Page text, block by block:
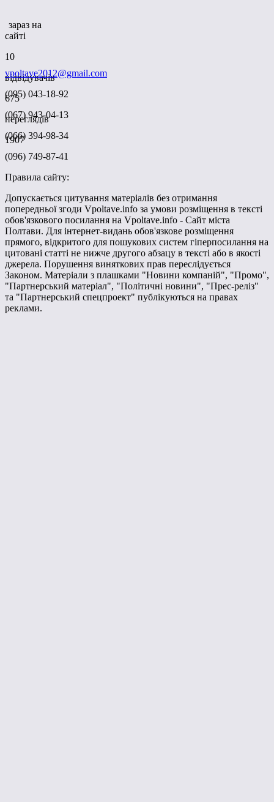
зараз на
сайті
10
відвідувачів
675
переглядів
1907
vpoltave2012@gmail.com
(095) 043-18-92
(067) 943-04-13
(066) 394-98-34
(096) 749-87-41
Правила сайту:
Допускається цитування матеріалів без отримання
попередньої згоди Vpoltave.info за умови розміщення в тексті
обов'язкового посилання на Vpoltave.info - Сайт міста
Полтави. Для інтернет-видань обов'язкове розміщення
прямого, відкритого для пошукових систем гіперпосилання на
цитовані статті не нижче другого абзацу в тексті або в якості
джерела. Порушення виняткових прав переслідується
Законом. Матеріали з плашками "Новини компаній", "Промо",
"Партнерський матеріал", "Політичні новини", "Прес-реліз"
та "Партнерський спецпроект" публікуються на правах
реклами.